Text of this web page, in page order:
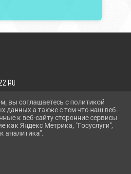
ПЕРСОНАЛЬНЫХ ДАННЫХ
вы соглашаетесь с политикой
данных а также с тем что наш веб-
к веб-сайту сторонние сервисы
как Яндекс Метрика, "Госуслуги",
аналитика".